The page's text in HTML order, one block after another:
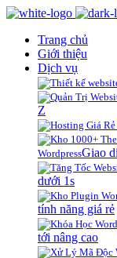
Trang chủ
Giới thiệu
Dịch vụ
Z
WordpressGiao
dưới 1s
tính năng giá rẻ
tới nâng cao